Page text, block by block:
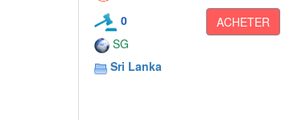
0
ACHETER
SG
Sri Lanka